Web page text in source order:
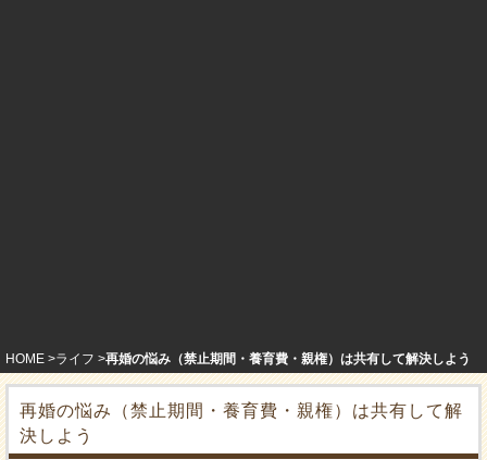
HOME ライフ 再婚の悩み（禁止期間・養育費・親権）は共有して解決しよう
再婚の悩み（禁止期間・養育費・親権）は共有して解
決しよう